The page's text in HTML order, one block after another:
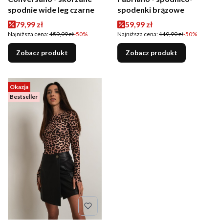
spodnie wide leg czarne
Cena promocyjna
79,99 zł
Najniższa cena:159,99 zł-50%
Zobacz produkt
spodenki brązowe
Cena promocyjna
59,99 zł
Najniższa cena:119,99 zł-50%
Zobacz produkt
Okazja
Bestseller